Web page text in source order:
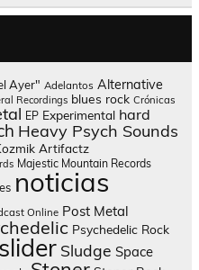
Ayer" Adelantos Alternative
Recordings blues rock Crónicas
EP Experimental hard
Heavy Psych Sounds
Artifactz
Majestic Mountain Records
noticias
Online Post Metal
Psychedelic Rock
slider Sludge Space